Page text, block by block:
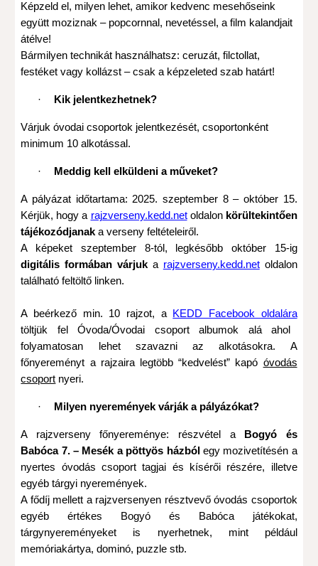
Képzeld el, milyen lehet, amikor kedvenc mesehőseink
együtt moziznak – popcornnal, nevetéssel, a film kalandjait
átélve!
Bármilyen technikát használhatsz: ceruzát, filctollat,
festéket vagy kollázst – csak a képzeleted szab határt!
· Kik jelentkezhetnek?
Várjuk óvodai csoportok jelentkezését, csoportonként
minimum 10 alkotással.
· Meddig kell elküldeni a műveket?
A pályázat időtartama: 2025. szeptember 8 – október 15.
Kérjük, hogy a rajzverseny.kedd.net oldalon körültekintően
tájékozódjanak a verseny feltételeiről.
A képeket szeptember 8-tól, legkésőbb október 15-ig
digitális formában várjuk a rajzverseny.kedd.net oldalon
található feltöltő linken.
A beérkező min. 10 rajzot, a
KEDD Facebook oldalára
töltjük fel Óvoda/Óvodai csoport albumok alá ahol
folyamatosan lehet szavazni az alkotásokra. A
főnyereményt a rajzaira legtöbb “kedvelést” kapó óvodás
csoport nyeri.
· Milyen nyeremények várják a pályázókat?
A rajzverseny főnyereménye: részvétel a
Bogyó és
Babóca 7. – Mesék a pöttyös házból egy mozivetítésén a
nyertes óvodás csoport tagjai és kísérői részére, illetve
egyéb tárgyi nyeremények.
A fődíj mellett a rajzversenyen résztvevő óvodás csoportok
egyéb értékes Bogyó és Babóca játékokat,
tárgynyereményeket is nyerhetnek, mint például
memóriakártya, dominó, puzzle stb.